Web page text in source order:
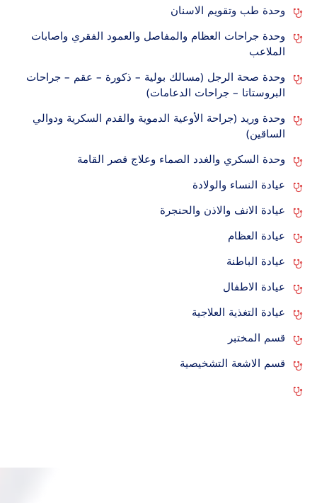
وحدة طب وتقويم الاسنان
وحدة جراحات العظام والمفاصل والعمود الفقري واصابات
الملاعب
وحدة صحة الرجل (مسالك بولية – ذكورة – عقم – جراحات
البروستاتا – جراحات الدعامات)
وحدة وريد (جراحة الأوعية الدموية والقدم السكرية ودوالي
الساقين)
وحدة السكري والغدد الصماء وعلاج قصر القامة
عيادة النساء والولادة
عيادة الانف والاذن والحنجرة
عيادة العظام
عيادة الباطنة
عيادة الاطفال
عيادة التغذية العلاجية
قسم المختبر
قسم الاشعة التشخيصية